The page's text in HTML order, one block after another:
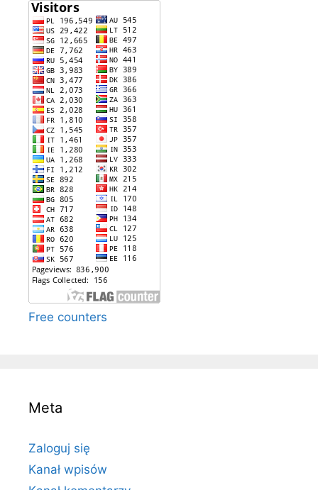
Free counters
Meta
Zaloguj się
Kanał wpisów